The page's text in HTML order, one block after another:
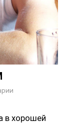
в хорошей